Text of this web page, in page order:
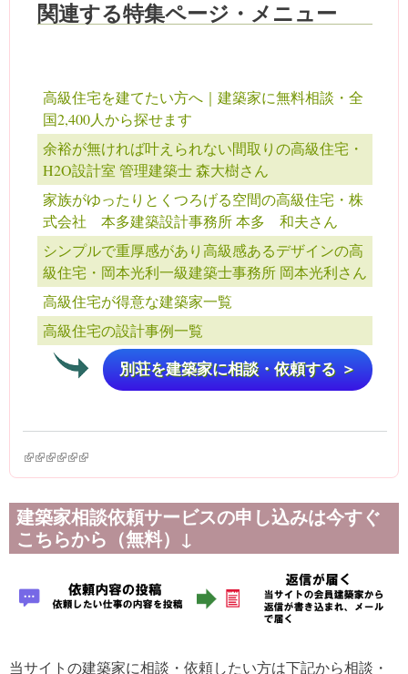
関連する特集ページ・メニュー
高級住宅を建てたい方へ｜建築家に無料相談・全
国2,400人から探せます
余裕が無ければ叶えられない間取りの高級住宅・
H2O設計室 管理建築士 森大樹さん
家族がゆったりとくつろげる空間の高級住宅・株
式会社 本多建築設計事務所 本多 和夫さん
シンプルで重厚感があり高級感あるデザインの高
級住宅・岡本光利一級建築士事務所 岡本光利さん
高級住宅が得意な建築家一覧
高級住宅の設計事例一覧
別荘を建築家に相談・依頼する ＞
(link is external)
(link is external)
(link is external)
(link is external)
(link is external)
(link is external)
建築家相談依頼サービスの申し込みは今すぐ
こちらから（無料）↓
当サイトの建築家に相談・依頼したい方は下記から相談・